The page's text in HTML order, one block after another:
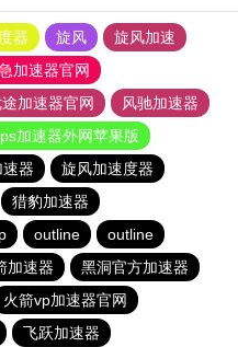
器 旋风
旋风加速
加速器官网
加速器官网
风驰加速器
加速器外网苹果版
速器
旋风加速度器
猎豹加速器
outline
outline
加速器
黑洞官方加速器
火箭vp加速器官网
飞跃加速器